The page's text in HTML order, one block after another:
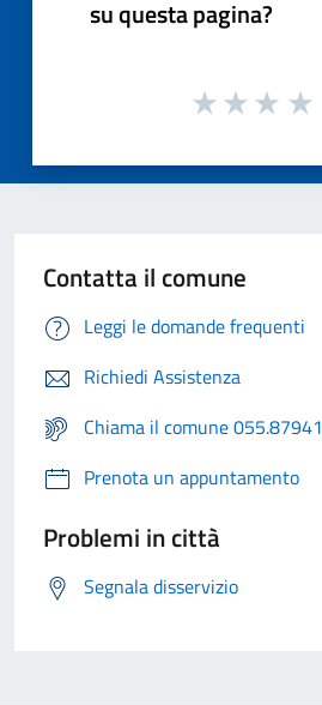
su questa pagina?
Contatta il comune
Leggi le domande frequenti
Richiedi Assistenza
Chiama il comune 055.87941
Prenota un appuntamento
Problemi in città
Segnala disservizio